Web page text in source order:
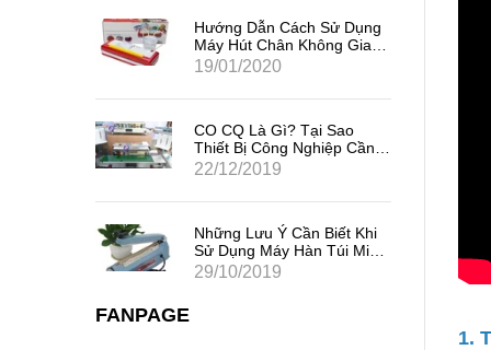
1.
Hướng Dẫn Cách Sử Dụng
Máy Hút Chân Không Gia
Đình Mini
19/01/2020
CO CQ Là Gì? Tại Sao
Thiết Bị Công Nghiệp Cần
Có CO CQ?
22/12/2019
Những Lưu Ý Cần Biết Khi
Sử Dụng Máy Hàn Túi Mini
Dập Tay
29/10/2019
FANPAGE